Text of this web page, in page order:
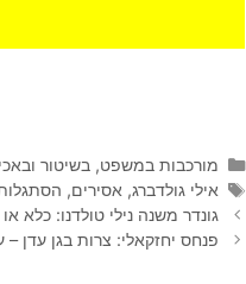
קטגוריות
מורכבות במשפט, בשיטור
תגיות
אילי גולדברג, אסירים,
גונדר משנה נילי טולדנו: כלא
פנחס יחזקאלי: צרות בגן עדן –